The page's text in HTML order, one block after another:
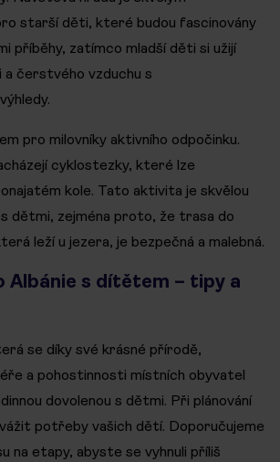
starší děti, které budou fascinovány
příběhy, zatímco mladší děti si užijí
a čerstvého vzduchu s
pro milovníky aktivního odpočinku.
cyklostezky, které lze
kole. Tato aktivita je skvělou
dětmi, zejména proto, že trasa do
leží u jezera, je bezpečná a malebná.
Albánie s dítětem – tipy a
se díky své krásné přírodě,
a pohostinnosti místních obyvatel
dovolenou s dětmi. Při plánování
potřeby vašich dětí. Doporučujeme
na etapy, abyste se vyhnuli příliš